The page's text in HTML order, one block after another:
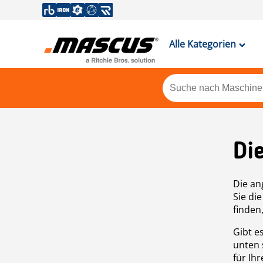
Alle Kategorien
Die
Sie
Gibt
unten
für